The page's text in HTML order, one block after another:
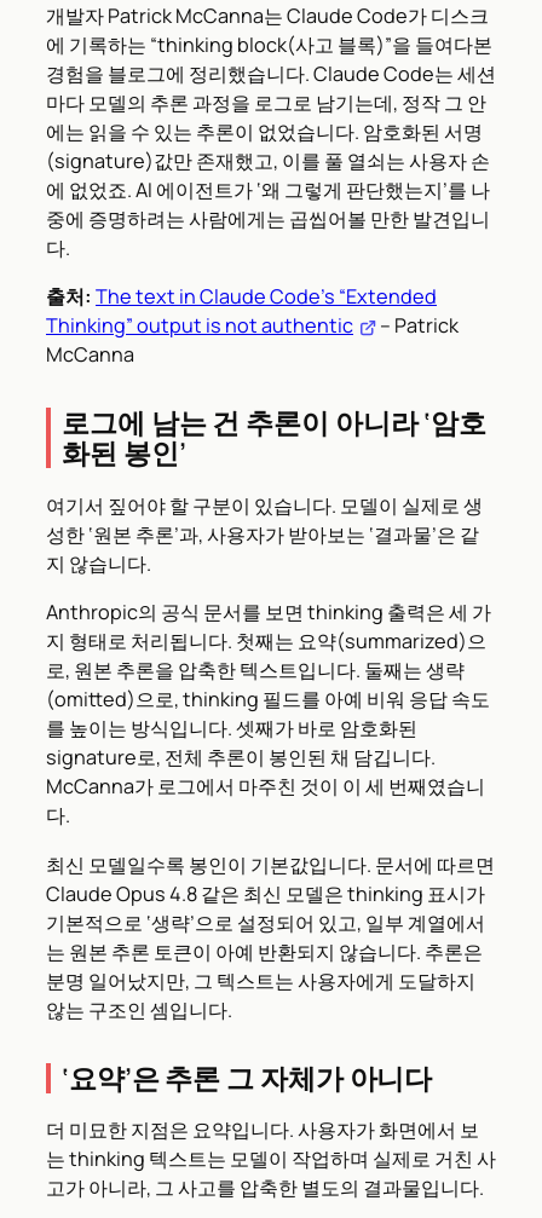
개발자 Patrick McCanna는 Claude Code가 디스크
에 기록하는 “thinking block(사고 블록)”을 들여다본
경험을 블로그에 정리했습니다. Claude Code는 세션
마다 모델의 추론 과정을 로그로 남기는데, 정작 그 안
에는 읽을 수 있는 추론이 없었습니다. 암호화된 서명
(signature)값만 존재했고, 이를 풀 열쇠는 사용자 손
에 없었죠. AI 에이전트가 ‘왜 그렇게 판단했는지’를 나
중에 증명하려는 사람에게는 곱씹어볼 만한 발견입니
다.
출처: The text in Claude Code’s “Extended
Thinking” output is not authentic
– Patrick
McCanna
로그에 남는 건 추론이 아니라 ‘암호
화된 봉인’
여기서 짚어야 할 구분이 있습니다. 모델이 실제로 생
성한 ‘원본 추론’과, 사용자가 받아보는 ‘결과물’은 같
지 않습니다.
Anthropic의 공식 문서를 보면 thinking 출력은 세 가
지 형태로 처리됩니다. 첫째는 요약(summarized)으
로, 원본 추론을 압축한 텍스트입니다. 둘째는 생략
(omitted)으로, thinking 필드를 아예 비워 응답 속도
를 높이는 방식입니다. 셋째가 바로 암호화된
signature로, 전체 추론이 봉인된 채 담깁니다.
McCanna가 로그에서 마주친 것이 이 세 번째였습니
다.
최신 모델일수록 봉인이 기본값입니다. 문서에 따르면
Claude Opus 4.8 같은 최신 모델은 thinking 표시가
기본적으로 ‘생략’으로 설정되어 있고, 일부 계열에서
는 원본 추론 토큰이 아예 반환되지 않습니다. 추론은
분명 일어났지만, 그 텍스트는 사용자에게 도달하지
않는 구조인 셈입니다.
‘요약’은 추론 그 자체가 아니다
더 미묘한 지점은 요약입니다. 사용자가 화면에서 보
는 thinking 텍스트는 모델이 작업하며 실제로 거친 사
고가 아니라, 그 사고를 압축한 별도의 결과물입니다.